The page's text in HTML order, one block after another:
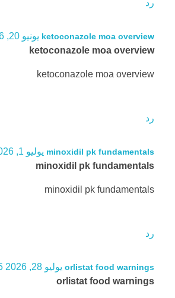
رد
ketoconazole moa overview يونيو 20, 2026 at 3:32 م
ketoconazole moa overview
ketoconazole moa overview
رد
minoxidil pk fundamentals يوليو 1, 2026 at 9:51 ص
minoxidil pk fundamentals
minoxidil pk fundamentals
رد
orlistat food warnings يوليو 28, 2026 at 7:15 ص
orlistat food warnings